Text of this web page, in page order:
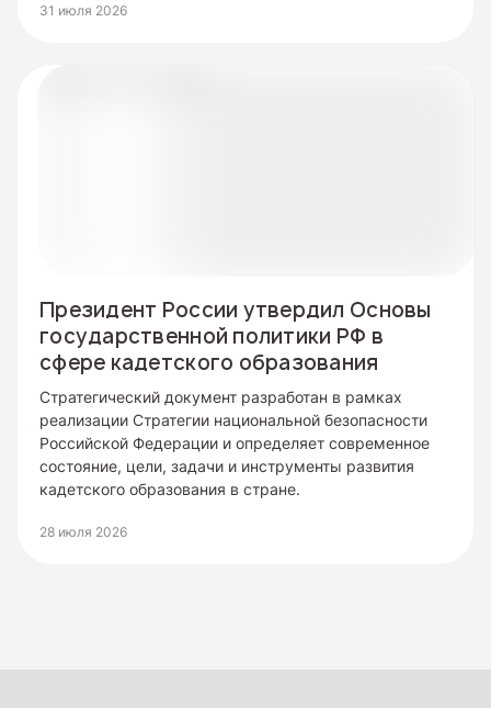
31 июля 2026
Президент России утвердил Основы
государственной политики РФ в
сфере кадетского образования
Стратегический документ разработан в рамках
реализации Стратегии национальной безопасности
Российской Федерации и определяет современное
состояние, цели, задачи и инструменты развития
кадетского образования в стране.
28 июля 2026